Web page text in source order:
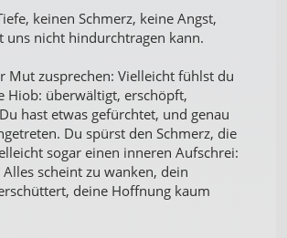
keinen Schmerz, keine Angst,
uns nicht hindurchtragen kann.
Mut zusprechen: Vielleicht fühlst du
Hiob: überwältigt, erschöpft,
hast etwas gefürchtet, und genau
Du spürst den Schmerz, die
sogar einen inneren Aufschrei:
scheint zu wanken, dein
deine Hoffnung kaum